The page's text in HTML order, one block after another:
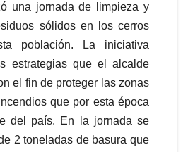
una jornada de limpieza y
sólidos en los cerros
población. La iniciativa
estrategias que el alcalde
el fin de proteger las zonas
que por esta época
del país. En la jornada se
2 toneladas de basura que